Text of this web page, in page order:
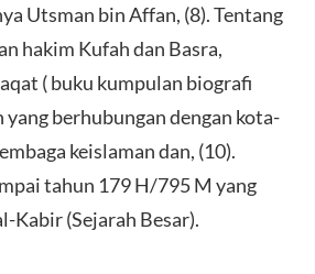
Utsman bin Affan, (8). Tentang
hakim Kufah dan Basra,
( buku kumpulan biografi
yang berhubungan dengan kota-
keislaman dan, (10).
tahun 179 H/795 M yang
Kabir (Sejarah Besar).